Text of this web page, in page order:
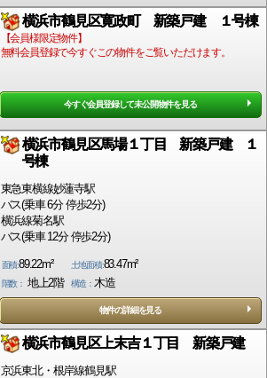
横浜市鶴見区寛政町 新築戸建 １号棟
【会員様限定物件】
無料会員登録で今すぐこの物件をご覧いただけます。
今すぐ会員登録して未公開物件を見る
横浜市鶴見区馬場１丁目 新築戸建 １
号棟
東急東横線妙蓮寺駅
バス(乗車 6分 停歩2分)
横浜線菊名駅
バス(乗車 12分 停歩2分)
面積:89.22m² 土地面積:83.47m²
階数： 地上2階 構造： 木造
物件の詳細を見る
横浜市鶴見区上末吉１丁目 新築戸建
京浜東北・根岸線鶴見駅